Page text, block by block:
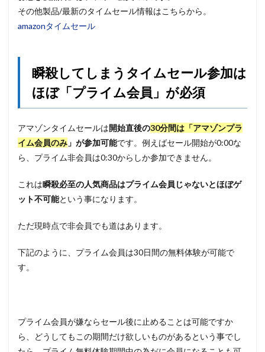
その他製品/最新のタイムセール情報はこちらから。
amazonタイムセール
瞬殺してしまうタイムセール参加は
ほぼ「プライム会員」が必須
アマゾンタイムセールは開始直後の30分間は「アマゾンプラ
イム会員のみ 」が参加可能です。例えばセール開始が0:00な
ら、プライム非会員は0:30からしか参加できません。
これは瞬殺必至の人気商品はプライム会員じゃないとほぼゲ
ット不可能という事になります。
ただ現時点で非会員でも道はあります。
下記のように、プライム会員は30日間の無料体験が可能で
す。
プライム会員が嫌ならセール後に止めることは可能ですか
ら、どうしてもこの期間だけ欲しいものがあるという事でし